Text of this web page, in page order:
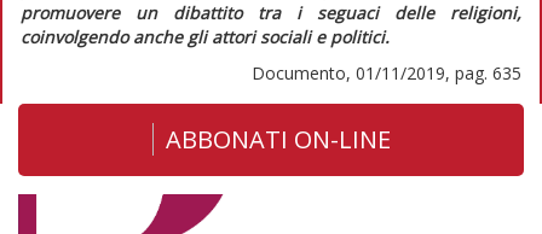
promuovere un dibattito tra i seguaci delle religioni,
coinvolgendo anche gli attori sociali e politici.
Documento, 01/11/2019, pag. 635
ABBONATI ON-LINE